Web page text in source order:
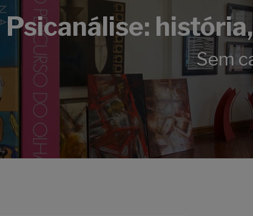
Psicanálise:
Sem